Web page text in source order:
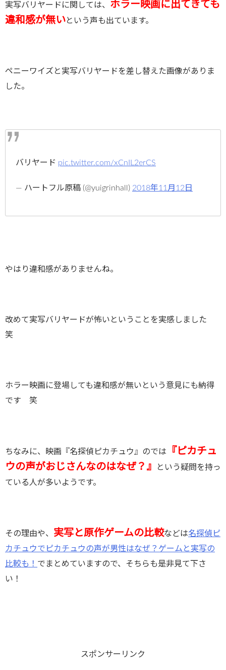
実写バリヤードに関しては、 ホラー映画に出てきても
違和感が無いという声も出ています。
ペニーワイズと実写バリヤードを差し替えた画像がありま
した。
バリヤード pic.twitter.com/xCnIL2erCS
— ハートフル原稿 (@yuigrinhall) 2018年11月12日
やはり違和感がありませんね。
改めて実写バリヤードが怖いということを実感しました
笑
ホラー映画に登場しても違和感が無いという意見にも納得
です 笑
ちなみに、映画『名探偵ピカチュウ』のでは
『ピカチュ
ウの声がおじさんなのはなぜ？』
という疑問を持っ
ている人が多いようです。
その理由や、 実写と原作ゲームの比較などは名探偵ピ
カチュウでピカチュウの声が男性はなぜ？ゲームと実写の
比較も！ でまとめていますので、そちらも是非見て下さ
い！
スポンサーリンク